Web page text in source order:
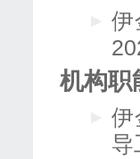
伊
机构职
伊
导